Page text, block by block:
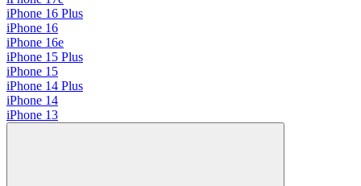
iPhone 16 Plus
iPhone 16
iPhone 16e
iPhone 15 Plus
iPhone 15
iPhone 14 Plus
iPhone 14
iPhone 13